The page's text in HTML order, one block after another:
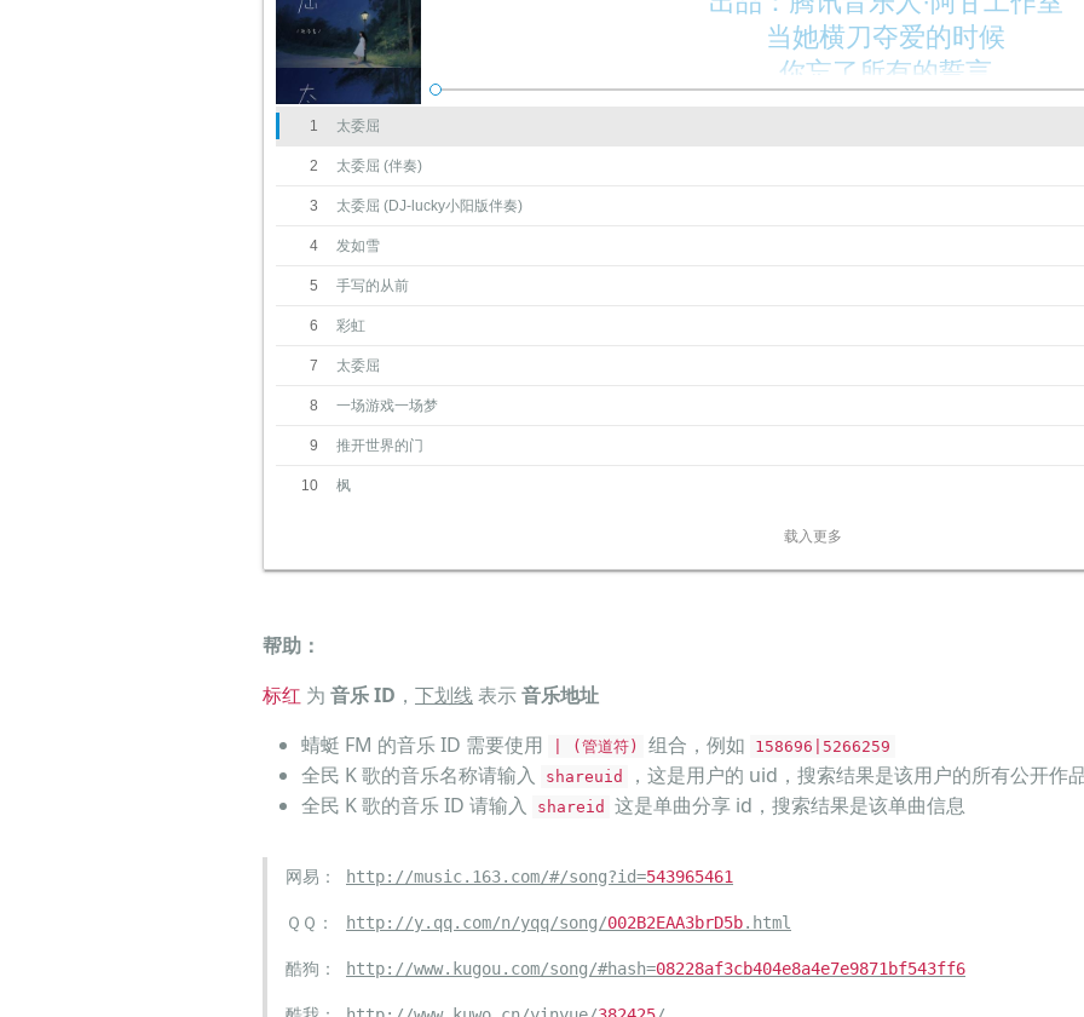
当她横刀夺爱的时候
你忘了所有的誓言
不哭泣因为我对情对爱
全都不曾亏欠你
宁愿清醒忍痛地放弃你
也不在爱的梦中委屈自己
你曾经说要保护我
不再为我有心事而着急
如果太计较就有悔恨
1 太委屈
2 太委屈 (伴奏)
3 太委屈 (DJ-lucky小阳版伴奏)
4 发如雪
5 手写的从前
6 彩虹
7 太委屈
8 一场游戏一场梦
9 推开世界的门
10 枫
载入更多
帮助：
标红 为 音乐 ID ， 下划线表示音乐地址
蜻蜓 FM 的音乐 ID 需要使用
| (管道符) 组合，例如 158696|5266259
全民 K 歌的音乐名称请输入 shareuid
，这是用户的 uid，搜索结果是该用户的所有公开作
全民 K 歌的音乐 ID 请输入
shareid 这是单曲分享 id，搜索结果是该单曲信息
网易： http://music.163.com/#/song?id=543965461
ＱＱ： http://y.qq.com/n/yqq/song/002B2EAA3brD5b.html
酷狗： http://www.kugou.com/song/#hash=08228af3cb404e8a4e7e9871bf543ff6